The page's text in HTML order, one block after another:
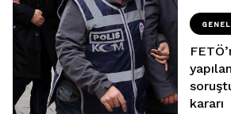
GENEL
kararı